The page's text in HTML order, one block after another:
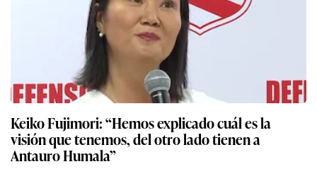
Keiko Fujimori: “Hemos explicado cuál es la
visión que tenemos, del otro lado tienen a
Antauro Humala”